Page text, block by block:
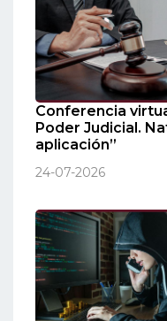
Conferencia
Poder Judicial.
aplicación”
24-07-2026